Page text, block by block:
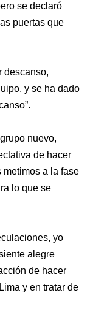
se declaró
puertas que
descanso,
y se ha dado
nuevo,
de hacer
metimos a la fase
lo que se
yo
alegre
de hacer
y en tratar de